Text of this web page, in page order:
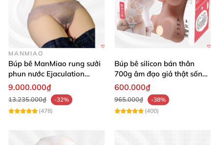
MANMIAO
Búp bê ManMiao rung sưởi
phun nước Ejaculation
Queen chuẩn
9.000.000₫
13.235.000₫
-32%
(478)
Búp bê silicon bán thân
700g âm đạo giả thật sống
động, giá tốt
600.000₫
965.000₫
-38%
(400)